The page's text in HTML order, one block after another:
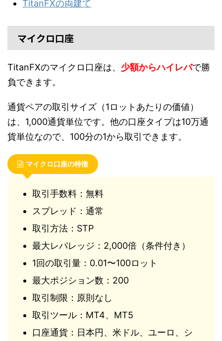
TitanFXの両建て
マイクロ口座
TitanFXのマイクロ口座は、 少額からハイレバで勝
負できます。
通貨ペアの取引サイズ（1ロットあたりの価値）
は、1,000通貨単位です。他の口座タイプは10万通
貨単位なので、100分の1から取引できます。
マイクロ口座の特徴
取引手数料：無料
スプレッド：通常
取引方法：STP
最大レバレッジ：2,000倍（条件付き）
1回の取引量：0.01〜100ロット
最大ポジション数：200
取引制限：原則なし
取引ツール：MT4、MT5
口座通貨：日本円、米ドル、ユーロ、シ